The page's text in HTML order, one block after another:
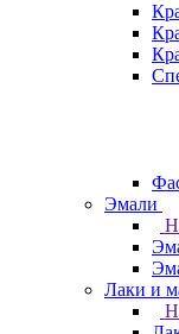
Эмали
Лаки и